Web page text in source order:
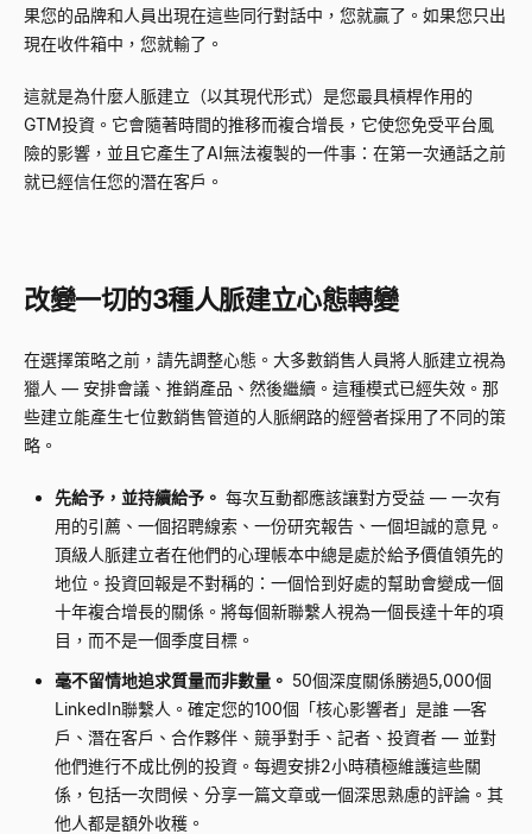
果您的品牌和人員出現在這些同行對話中，您就贏了。如果您只出
現在收件箱中，您就輸了。
這就是為什麼人脈建立（以其現代形式）是您最具槓桿作用的
GTM投資。它會隨著時間的推移而複合增長，它使您免受平台風
險的影響，並且它產生了AI無法複製的一件事：在第一次通話之前
就已經信任您的潛在客戶。
改變一切的3種人脈建立心態轉變
在選擇策略之前，請先調整心態。大多數銷售人員將人脈建立視為
獵人 — 安排會議、推銷產品、然後繼續。這種模式已經失效。那
些建立能產生七位數銷售管道的人脈網路的經營者採用了不同的策
略。
先給予，並持續給予。 每次互動都應該讓對方受益 — 一次有
用的引薦、一個招聘線索、一份研究報告、一個坦誠的意見。
頂級人脈建立者在他們的心理帳本中總是處於給予價值領先的
地位。投資回報是不對稱的：一個恰到好處的幫助會變成一個
十年複合增長的關係。將每個新聯繫人視為一個長達十年的項
目，而不是一個季度目標。
毫不留情地追求質量而非數量。 50個深度關係勝過5,000個
LinkedIn聯繫人。確定您的100個「核心影響者」是誰 —客
戶、潛在客戶、合作夥伴、競爭對手、記者、投資者 — 並對
他們進行不成比例的投資。每週安排2小時積極維護這些關
係，包括一次問候、分享一篇文章或一個深思熟慮的評論。其
他人都是額外收穫。